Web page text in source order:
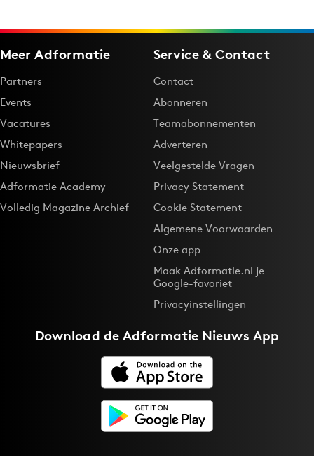
Meer Adformatie
Partners
Events
Vacatures
Whitepapers
Nieuwsbrief
Adformatie Academy
Volledig Magazine Archief
Service & Contact
Contact
Abonneren
Teamabonnementen
Adverteren
Veelgestelde Vragen
Privacy Statement
Cookie Statement
Algemene Voorwaarden
Onze app
Maak Adformatie.nl je
Google-favoriet
Privacyinstellingen
Download deAdformatie Nieuws App